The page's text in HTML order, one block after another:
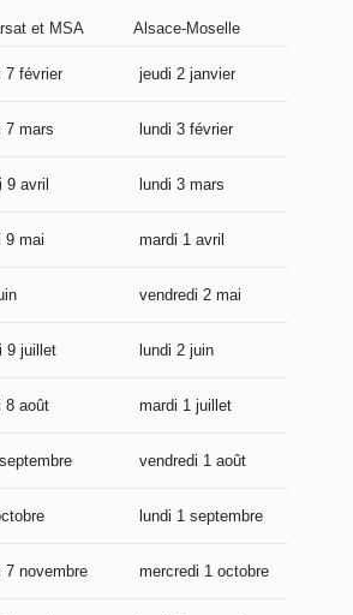
et MSA Alsace-Moselle
7 février jeudi 2 janvier
7 mars lundi 3 février
9 avril lundi 3 mars
9 mai mardi 1 avril
vendredi 2 mai
9 juillet lundi 2 juin
8 août mardi 1 juillet
vendredi 1 août
lundi 1 septembre
7 novembre mercredi 1 octobre